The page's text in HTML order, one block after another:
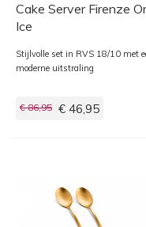
Cake Server Firenze
Ice
Stijlvolle set in RVS 18/10 met
moderne uitstraling
€ 86,95 € 46,95